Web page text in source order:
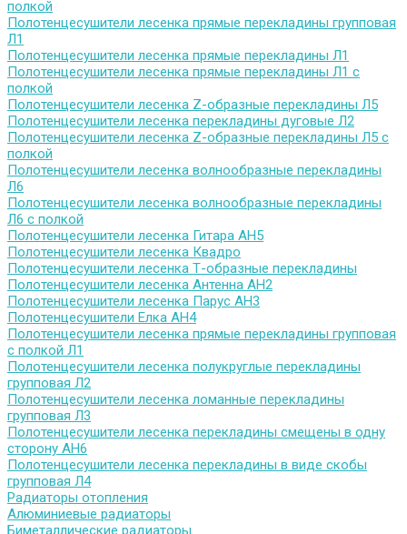
полкой
Полотенцесушители лесенка прямые перекладины групповая
Л1
Полотенцесушители лесенка прямые перекладины Л1
Полотенцесушители лесенка прямые перекладины Л1 с
полкой
Полотенцесушители лесенка Z-образные перекладины Л5
Полотенцесушители лесенка перекладины дуговые Л2
Полотенцесушители лесенка Z-образные перекладины Л5 с
полкой
Полотенцесушители лесенка волнообразные перекладины
Л6
Полотенцесушители лесенка волнообразные перекладины
Л6 с полкой
Полотенцесушители лесенка Гитара АН5
Полотенцесушители лесенка Квадро
Полотенцесушители лесенка Т-образные перекладины
Полотенцесушители лесенка Антенна АН2
Полотенцесушители лесенка Парус АН3
Полотенцесушители Елка АН4
Полотенцесушители лесенка прямые перекладины групповая
с полкой Л1
Полотенцесушители лесенка полукруглые перекладины
групповая Л2
Полотенцесушители лесенка ломанные перекладины
групповая Л3
Полотенцесушители лесенка перекладины смещены в одну
сторону АН6
Полотенцесушители лесенка перекладины в виде скобы
групповая Л4
Радиаторы отопления
Алюминиевые радиаторы
Биметаллические радиаторы